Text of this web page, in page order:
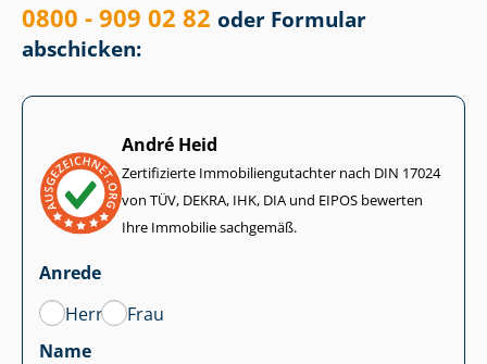
0800 - 909 02 82 oder Formular
abschicken:
André Heid
Zertifizierte Im­mo­bi­li­en­gut­ach­ter nach DIN 17024
von TÜV, DEKRA, IHK, DIA und EIPOS bewerten
Ihre Immobilie sachgemäß.
Anrede
Herr
Frau
Name